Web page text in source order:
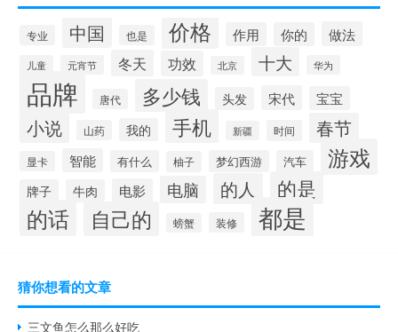
专业 中国 也是 价格 作用 你的 做法
儿童 元宵节 冬天 功效 北京 十大 华为
品牌 唐代 多少钱 头发 宋代 宝宝
小说 山药 我的 手机 新疆 时间 春节
显卡 智能 有什么 柚子 梦幻西游 汽车 游戏
牌子 牛肉 电影 电脑 的人 的是
的话 自己的 螃蟹 装修 都是
猜你想看的文章
三文鱼怎么那么好吃